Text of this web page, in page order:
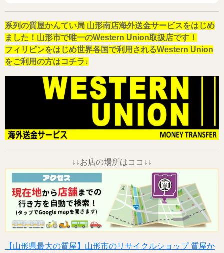
系列の質屋かんてい局 山形南店海外送金サービスをはじめ
ました！山形市で唯一のWestern Union取扱店です！
フィリピンをはじめ世界各国で利用されるWestern Union
をご利用の方はコチラ↓
↓↓お店の場所はココ↓↓
【山形県最大の質屋】山形市のリサイクルショップ 質屋か